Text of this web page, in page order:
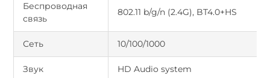
Беспроводная
связь
802.11 b/g/n (2.4G), BT4.0+HS
Сеть 10/100/1000
Звук HD Audio system